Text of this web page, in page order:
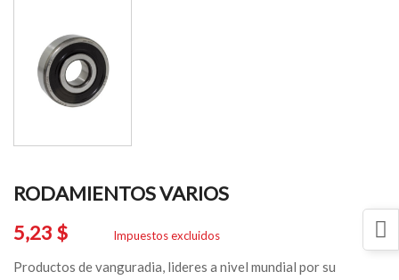
RODAMIENTOS VARIOS
5,23 $
Impuestos excluidos
Productos de vanguradia, lideres a nivel mundial por su